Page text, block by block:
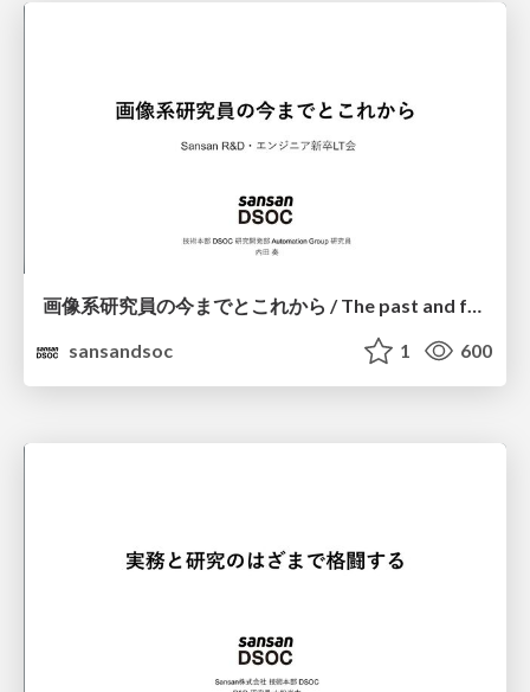
画像系研究員の今までとこれから / The past and future of a researcher
sansandsoc
1 600